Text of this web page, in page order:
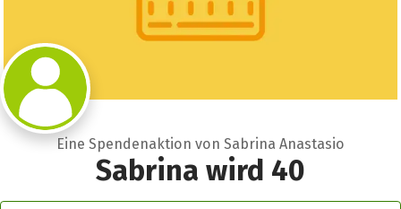
Eine Spendenaktion von Sabrina Anastasio
Sabrina wird 40